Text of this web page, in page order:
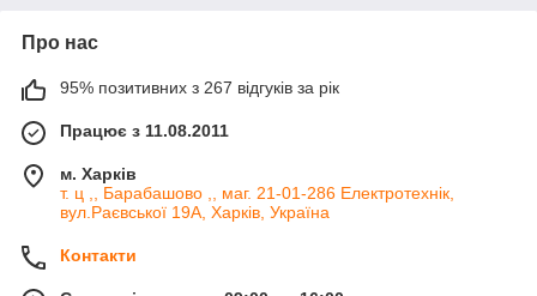
Про нас
95% позитивних з 267 відгуків за рік
Працює з 11.08.2011
м. Харків
т. ц ,, Барабашово ,, маг. 21-01-286 Електротехнік,
вул.Раєвської 19А, Харків, Україна
Контакти